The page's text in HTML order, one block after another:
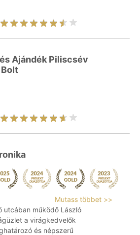
Ajándék Piliscsév
Bolt
Mutass többet >>
utcában működő László
a virágkedvelők
és népszerű